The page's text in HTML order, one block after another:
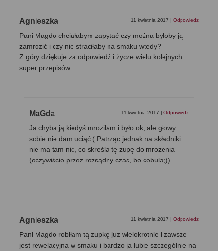
Agnieszka 11 kwietnia 2017 | Odpowiedz
Pani Magdo chciałabym zapytać czy można byłoby ją
zamrozić i czy nie straciłaby na smaku wtedy?
Z góry dziękuje za odpowiedź i życze wielu kolejnych
super przepisów
MaGda 11 kwietnia 2017 | Odpowiedz
Ja chyba ją kiedyś mroziłam i było ok, ale głowy
sobie nie dam uciąć:( Patrząc jednak na składniki
nie ma tam nic, co skreśla tę zupę do mrożenia
(oczywiście przez rozsądny czas, bo cebula;)).
Agnieszka 11 kwietnia 2017 | Odpowiedz
Pani Magdo robiłam tą zupkę juz wielokrotnie i zawsze
jest rewelacyjna w smaku i bardzo ja lubie szczególnie na